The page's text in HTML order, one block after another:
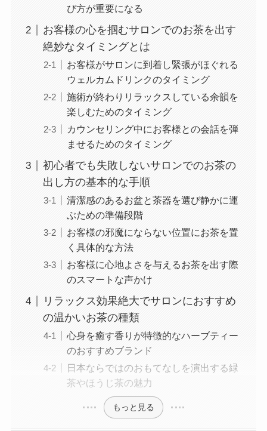
び方が重要になる
お客様の心を掴むサロンでのお茶を出す
絶妙なタイミングとは
お客様がサロンに到着し緊張がほぐれる
ウェルカムドリンクのタイミング
施術が終わりリラックスしている余韻を
楽しむためのタイミング
カウンセリング中にお客様との会話を弾
ませるためのタイミング
初心者でも失敗しないサロンでのお茶の
出し方の基本的な手順
清潔感のあるお盆と茶器を選び静かに運
ぶための準備段階
お客様の邪魔にならない位置にお茶を置
く具体的な方法
お客様に心地よさを与えるお茶を出す際
のスマートな声かけ
リラックス効果絶大でサロンにおすすめ
の温かいお茶の種類
心身を癒す香りが特徴的なハーブティー
のおすすめブランド
日本ならではのおもてなしを演出する緑
茶やほうじ茶の魅力
もっと見る